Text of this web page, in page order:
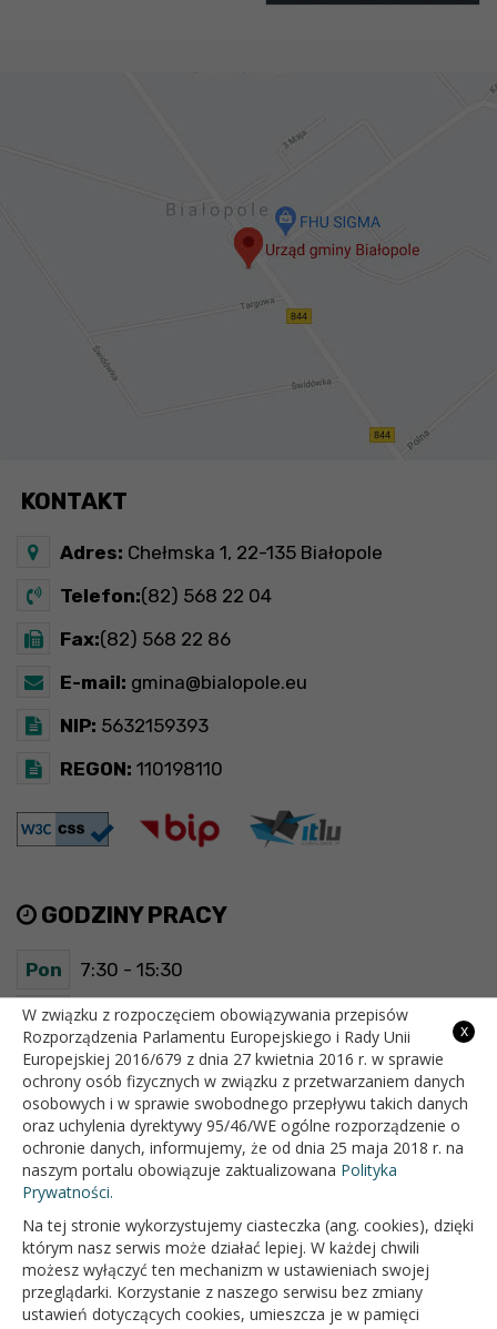
KONTAKT
Adres: Chełmska 1, 22-135 Białopole
Telefon:(82) 568 22 04
Fax:(82) 568 22 86
E-mail: gmina@bialopole.eu
NIP: 5632159393
REGON: 110198110
GODZINY PRACY
Pon 7:30 - 15:30
Wt 7:30 - 15:30
Śr 7:30 - 15:30
Czw 7:30 - 15:30
Pt 7:30 - 15:30
OFICJALNY SERWIS INTERNETOWY GMINY BIAŁOPOLE
x
W związku z rozpoczęciem obowiązywania przepisów
Rozporządzenia Parlamentu Europejskiego i Rady Unii
Europejskiej 2016/679 z dnia 27 kwietnia 2016 r. w sprawie
ochrony osób fizycznych w związku z przetwarzaniem danych
osobowych i w sprawie swobodnego przepływu takich danych
oraz uchylenia dyrektywy 95/46/WE ogólne rozporządzenie o
ochronie danych, informujemy, że od dnia 25 maja 2018 r. na
naszym portalu obowiązuje zaktualizowana Polityka
Prywatności.
Na tej stronie wykorzystujemy ciasteczka (ang. cookies), dzięki
którym nasz serwis może działać lepiej. W każdej chwili
możesz wyłączyć ten mechanizm w ustawieniach swojej
przeglądarki. Korzystanie z naszego serwisu bez zmiany
ustawień dotyczących cookies, umieszcza je w pamięci